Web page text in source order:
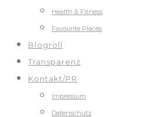
Health & Fitness
Favourite Places
Blogroll
Transparenz
Kontakt/PR
Impressum
Datenschutz